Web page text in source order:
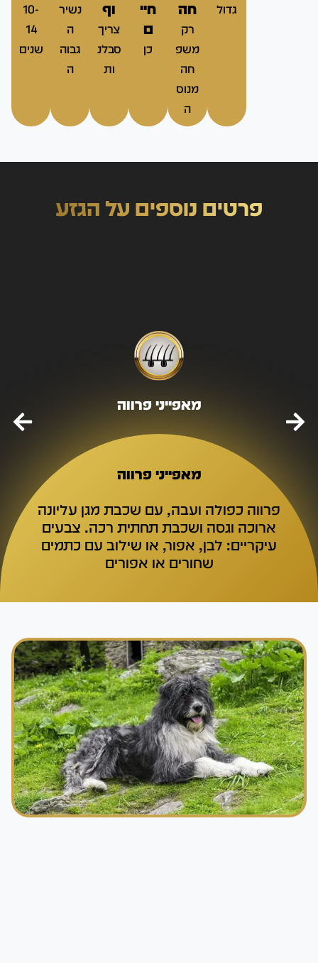
גדול חה
רק
משפ
חה
מנוס
ה
חיי
ם
כן
וף
צריך
סבלנ
ות
נשיר
ה
גבוה
ה
10-
14
שנים
פרטים נוספים על הגזע
מאפייני פרווה
מאפייני פרווה
פרווה כפולה ועבה, עם שכבת מגן עליונה
ארוכה וגסה ושכבת תחתית רכה. צבעים
עיקריים: לבן, אפור, או שילוב עם כתמים
שחורים או אפורים